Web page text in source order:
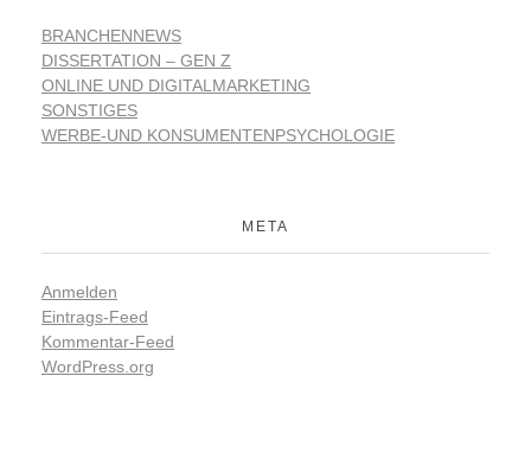
BRANCHENNEWS
DISSERTATION – GEN Z
ONLINE UND DIGITALMARKETING
SONSTIGES
WERBE-UND KONSUMENTENPSYCHOLOGIE
META
Anmelden
Eintrags-Feed
Kommentar-Feed
WordPress.org